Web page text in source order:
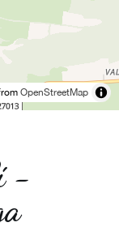
OpenStreetMap
-